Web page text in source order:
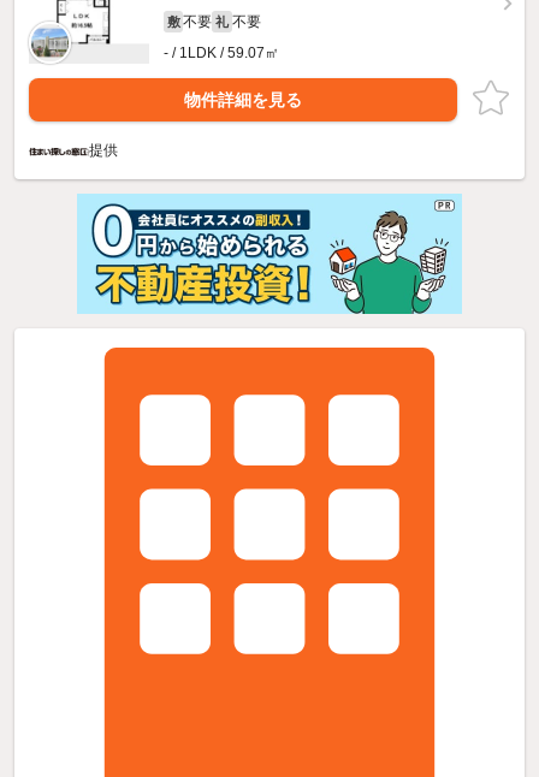
敷 不要 礼 不要
- / 1LDK / 59.07㎡
物件詳細を見る
提供